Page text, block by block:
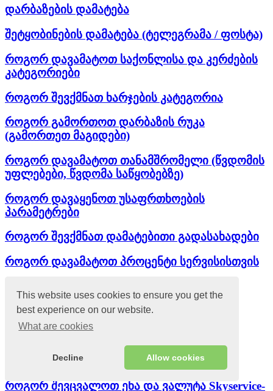
This website uses cookies to ensure you get the
best experience on our website.
What are cookies
Decline Allow cookies
დარბაზების დამატება
შეტყობინების დამატება (ტელეგრამა / ფოსტა)
როგორ დავამატოთ საქონლისა და კერძების
კატეგორიები
როგორ შევქმნათ ხარჯების კატეგორია
როგორ გამორთოთ დარბაზის რუკა
(გამორთეთ მაგიდები)
როგორ დავამატოთ თანამშრომელი (წვდომის
უფლებები, წვდომა საწყობებზე)
როგორ დავაყენოთ უსაფრთხოების
პარამეტრები
როგორ შევქმნათ დამატებითი გადასახადები
როგორ დავამატოთ პროცენტი სერვისისთვის
საკრედიტო პერიოდი
დროის დაყენება
როგორ შევცვალოთ ენა და ვალუტა Skyservice-